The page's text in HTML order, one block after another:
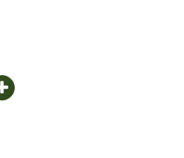
Produkt zum Warenkorb hinzufügen